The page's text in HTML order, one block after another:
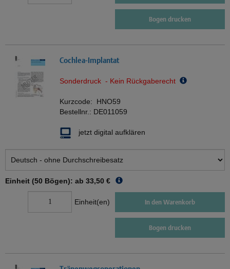
Bogen drucken
Cochlea-Implantat
Sonderdruck - Kein Rückgaberecht
Kurzcode: HNO59
Bestellnr.: DE011059
jetzt digital aufklären
Einheit (50 Bögen): ab 33,50 €
Einheit(en) In den Warenkorb
Bogen drucken